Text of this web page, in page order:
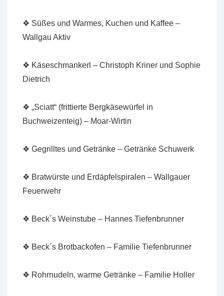
❖ Süßes und Warmes, Kuchen und Kaffee –
Wallgau Aktiv
❖ Käseschmankerl – Christoph Kriner und Sophie
Dietrich
❖ „Sciatt“ (frittierte Bergkäsewürfel in
Buchweizenteig) – Moar-Wirtin
❖ Gegrilltes und Getränke – Getränke Schuwerk
❖ Bratwürste und Erdäpfelspiralen – Wallgauer
Feuerwehr
❖ Beck´s Weinstube – Hannes Tiefenbrunner
❖ Beck´s Brotbackofen – Familie Tiefenbrunner
❖ Rohrnudeln, warme Getränke – Familie Holler